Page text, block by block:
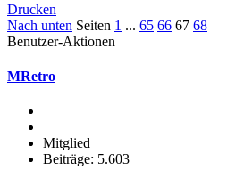
Drucken
Nach unten Seiten 1 ... 65 66 67 68
Benutzer-Aktionen
MRetro
Mitglied
Beiträge: 5.603